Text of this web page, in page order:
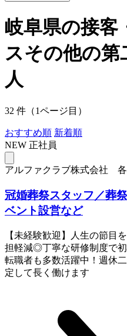
岐阜県の接客
スその他の第
人
32 件（1ページ目）
おすすめ順 新着順
NEW 正社員
アルファクラブ株式会社
冠婚葬祭スタッフ／葬
ベント設営など
【未経験歓迎】人生の節目
担軽減◎丁寧な研修制度で
転職者も多数活躍中！週休
定して長く働けます